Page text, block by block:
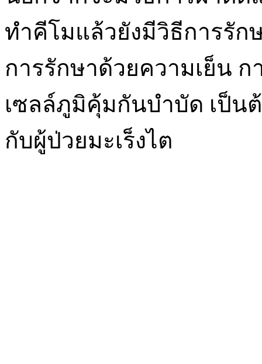
ทำคีโมแล้วยังมีวิธีการรัก
การรักษาด้วยความเย็น
เซลล์ภูมิคุ้มกันบำบัด เป็น
กับผู้ป่วยมะเร็งไต